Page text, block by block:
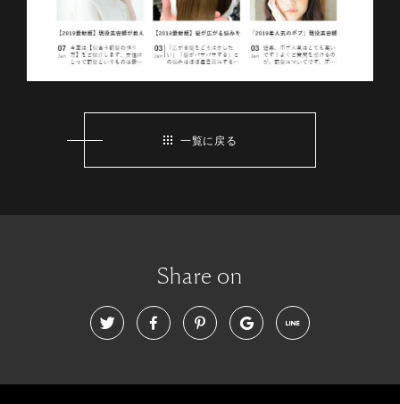
一覧に戻る
Share on